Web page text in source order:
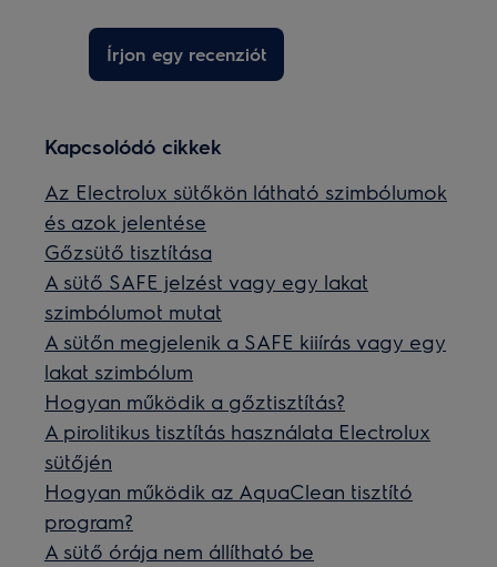
Írjon egy recenziót
Kapcsolódó cikkek
Az Electrolux sütőkön látható szimbólumok
és azok jelentése
Gőzsütő tisztítása
A sütő SAFE jelzést vagy egy lakat
szimbólumot mutat
A sütőn megjelenik a SAFE kiiírás vagy egy
lakat szimbólum
Hogyan működik a gőztisztítás?
A pirolitikus tisztítás használata Electrolux
sütőjén
Hogyan működik az AquaClean tisztító
program?
A sütő órája nem állítható be